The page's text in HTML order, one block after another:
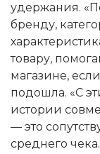
удержания.
бренду,
товару,
магазине,
подошла. «С
истории
— это
среднего чека.